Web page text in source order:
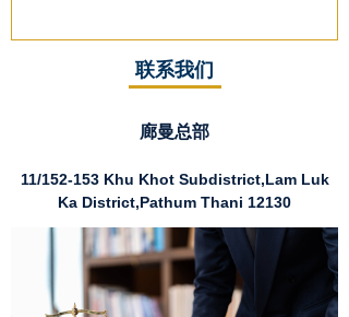
联系我们
廊曼总部
11/152-153 Khu Khot Subdistrict,Lam Luk
Ka District,Pathum Thani 12130